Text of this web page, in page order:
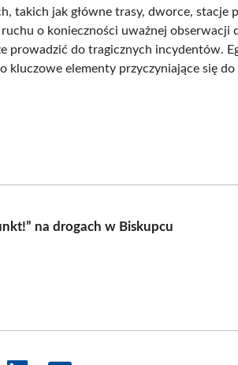
takich jak główne trasy, dworce, stacje
o konieczności uważnej obserwacji
prowadzić do tragicznych incydentów.
kluczowe elementy przyczyniające się
na drogach w Biskupcu